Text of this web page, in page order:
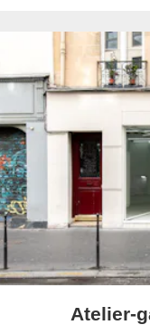
Atelier-